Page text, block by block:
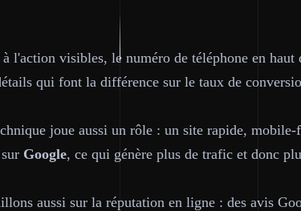
à l'action visibles, le numéro de téléphone en
qui font la différence sur le taux de
joue aussi un rôle : un site rapide,
Google, ce qui génère plus de trafic et donc
aussi sur la réputation en ligne : des avis